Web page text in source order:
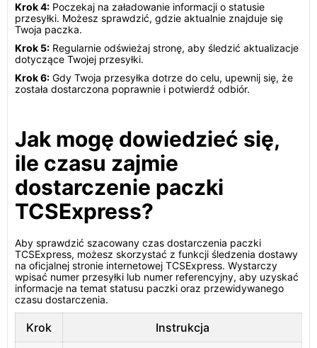
Krok 4: Poczekaj na załadowanie informacji o statusie
przesyłki. Możesz sprawdzić, gdzie aktualnie znajduje się
Twoja paczka.
Krok 5: Regularnie odświeżaj stronę, aby śledzić aktualizacje
dotyczące Twojej przesyłki.
Krok 6: Gdy Twoja przesyłka dotrze do celu, upewnij się, że
została dostarczona poprawnie i potwierdź odbiór.
Jak mogę dowiedzieć się,
ile czasu zajmie
dostarczenie paczki
TCSExpress?
Aby sprawdzić szacowany czas dostarczenia paczki
TCSExpress, możesz skorzystać z funkcji śledzenia dostawy
na oficjalnej stronie internetowej TCSExpress. Wystarczy
wpisać numer przesyłki lub numer referencyjny, aby uzyskać
informacje na temat statusu paczki oraz przewidywanego
czasu dostarczenia.
Krok Instrukcja